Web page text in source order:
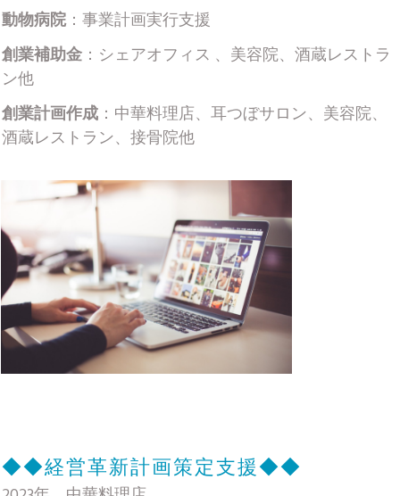
動物病院：事業計画実行支援
創業補助金 ：シェアオフィス 、美容院、酒蔵レストラ
ン他
創業計画作成 ：中華料理店、耳つぼサロン、美容院、
酒蔵レストラン、接骨院他
◆◆経営革新計画策定支援◆◆